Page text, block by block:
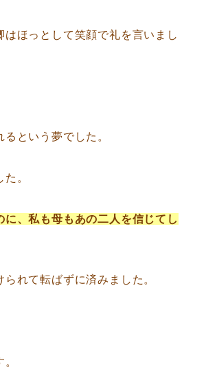
ほっとして笑顔で礼を言いまし
という夢でした。
。
、私も母もあの二人を信じてし
れて転ばずに済みました。